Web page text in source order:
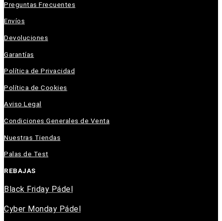
Preguntas Frecuentes
Envíos
Devoluciones
Garantías
Política de Privacidad
Política de Cookies
Aviso Legal
Condiciones Generales de Venta
Nuestras Tiendas
Palas de Test
REBAJAS
Black Friday Pádel
Cyber Monday Pádel